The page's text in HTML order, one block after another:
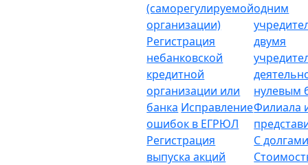
(саморегулируемой
организации)
Регистрация
небанковской
кредитной
организации или
банка Исправление
ошибок в ЕГРЮЛ
Регистрация
выпуска акций
одним
двумя
нулевым
Филиала
С